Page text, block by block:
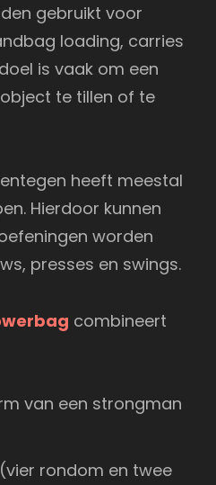
gebruikt voor
loading, carries
is vaak om een
te tillen of te
heeft meestal
Hierdoor kunnen
worden
presses en swings.
combineert
van een strongman
rondom en twee